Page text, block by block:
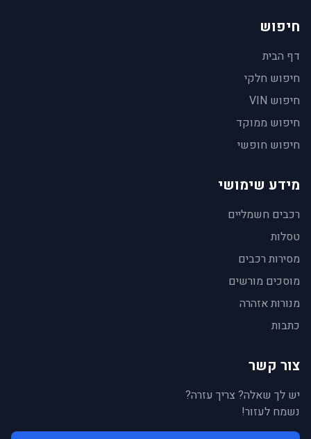
חיפוש
דף הבית
חיפוש חלקי
חיפוש VIN
חיפוש ממוקד
חיפוש חופשי
מידע שימושי
רכבים חשמליים
טסלות
מסירות רכבים
מוסכים מורשים
מנורות אזהרה
כתבות
צור קשר
יש לך שאלה? צריך עזרה?
נשמח לעזור!